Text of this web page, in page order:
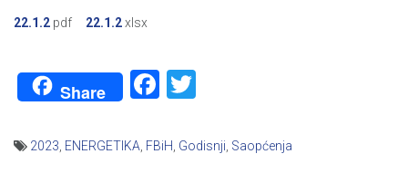
22.1.2 pdf 22.1.2xlsx
Share Facebook
2023 ENERGETIKA FBiH Godisnji Saopćenja